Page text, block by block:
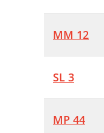
MM 12
SL 3
MP 44